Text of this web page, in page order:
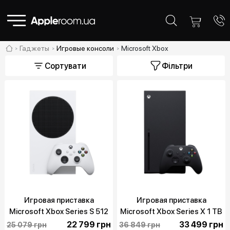
Гаджеты Игровые консоли Microsoft Xbox
Сортувати Фільтри
Игровая приставка
Microsoft Xbox Series S 512
GB (889842651386)
25 079 грн 22 799 грн
Игровая приставка
Microsoft Xbox Series X 1 TB
(889842640816)
36 849 грн 33 499 грн